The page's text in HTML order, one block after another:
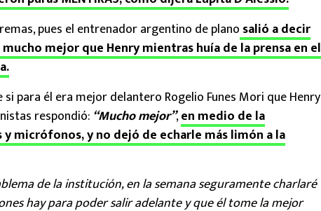
pues el entrenador argentino de plano salió a decir
mejor que Henry mientras huía de la prensa en el
para él era mejor delantero Rogelio Funes Mori que Henry
respondió:“Mucho mejor”,en medio de la
micrófonos, y no dejó de echarle más limón a la
de la institución, en la semana seguramente charlaré
hay para poder salir adelante y que él tome la mejor